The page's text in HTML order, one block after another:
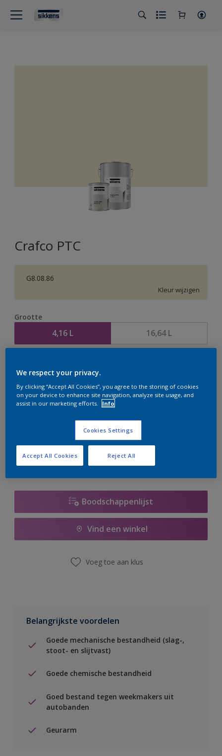
Crafco PTC
G8.08.86
Kleur wijzigen
Grootte
4,16 L 16,64 L
te bestellen. Houd de website in de gaten, we werken
er hard aan om de voorraad aan te vullen.
Boodschappenlijst
Vind een winkel
Voeg toe aan klus
Belangrijkste voordelen
Goede mechanische bestandheid (slag-,
stoot- en slijtvast)
Goede chemische bestandheid
Goed bestand tegen weekmakers uit
autobanden
Geurarm
We respect your privacy.
By clicking “Accept All Cookies”, you agree to the storing of cookies
on your device to enhance site navigation, analyze site usage, and
assist in our marketing efforts.
Info
Cookies Settings
Reject All
Accept All Cookies